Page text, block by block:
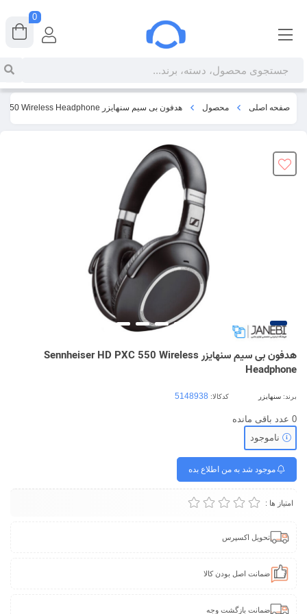
صفحه اصلی محصول هدفون بی سیم سنهایزر Sennheiser HD PXC 550 Wireless Headphone
هدفون بی سیم سنهایزر Sennheiser HD PXC 550 Wireless
Headphone
برند: سنهایزر کدکالا:
0 عدد باقی مانده
ناموجود
موجود شد به من اطلاع بده
امتیاز ها :
تحویل اکسپرس
ضمانت اصل بودن کالا
ضمانت بازگشت وجه
0